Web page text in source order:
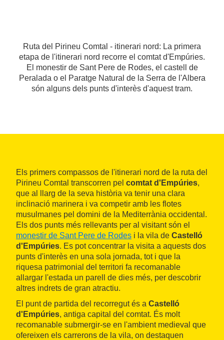
Ruta del Pirineu Comtal - itinerari nord: La primera
etapa de l'itinerari nord recorre el comtat d'Empúries.
El monestir de Sant Pere de Rodes, el castell de
Peralada o el Paratge Natural de la Serra de l'Albera
són alguns dels punts d'interès d'aquest tram.
Els primers compassos de l'itinerari nord de la ruta del
Pirineu Comtal transcorren pel comtat d'Empúries,
que al llarg de la seva història va tenir una clara
inclinació marinera i va competir amb les flotes
musulmanes pel domini de la Mediterrània occidental.
Els dos punts més rellevants per al visitant són el
monestir de Sant Pere de Rodes i la vila de Castelló
d'Empúries. Es pot concentrar la visita a aquests dos
punts d'interès en una sola jornada, tot i que la
riquesa patrimonial del territori fa recomanable
allargar l'estada un parell de dies més, per descobrir
altres indrets de gran atractiu.
El punt de partida del recorregut és a Castelló
d'Empúries, antiga capital del comtat. És molt
recomanable submergir-se en l'ambient medieval que
ofereixen els carrerons de la vila, on destaquen